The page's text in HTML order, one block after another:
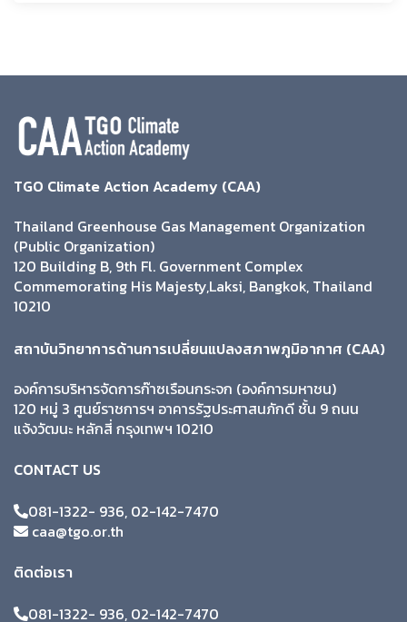
TGO Climate Action Academy (CAA)
Thailand Greenhouse Gas Management Organization
(Public Organization)
120 Building B, 9th Fl. Government Complex
Commemorating His Majesty,Laksi, Bangkok, Thailand
10210
สถาบันวิทยาการด้านการเปลี่ยนแปลงสภาพภูมิอากาศ (CAA)
องค์การบริหารจัดการก๊าซเรือนกระจก (องค์การมหาชน)
120 หมู่ 3 ศูนย์ราชการฯ อาคารรัฐประศาสนภักดี ชั้น 9 ถนน
แจ้งวัฒนะ หลักสี่ กรุงเทพฯ 10210
CONTACT US
081-1322- 936, 02-142-7470
caa@tgo.or.th
ติดต่อเรา
081-1322- 936, 02-142-7470